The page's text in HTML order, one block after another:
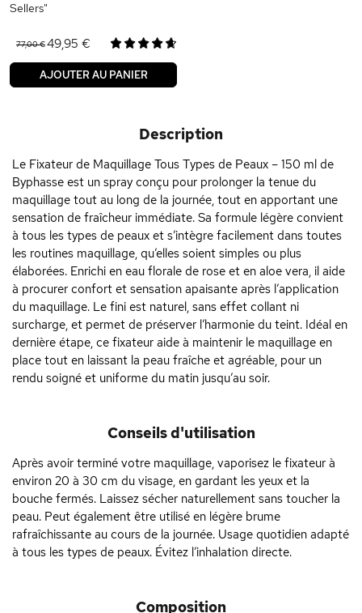
Sellers"
77,00 €49,95 €
AJOUTER AU PANIER
Description
Le Fixateur de Maquillage Tous Types de Peaux – 150 ml de
Byphasse est un spray conçu pour prolonger la tenue du
maquillage tout au long de la journée, tout en apportant une
sensation de fraîcheur immédiate. Sa formule légère convient
à tous les types de peaux et s’intègre facilement dans toutes
les routines maquillage, qu’elles soient simples ou plus
élaborées. Enrichi en eau florale de rose et en aloe vera, il aide
à procurer confort et sensation apaisante après l’application
du maquillage. Le fini est naturel, sans effet collant ni
surcharge, et permet de préserver l’harmonie du teint. Idéal en
dernière étape, ce fixateur aide à maintenir le maquillage en
place tout en laissant la peau fraîche et agréable, pour un
rendu soigné et uniforme du matin jusqu’au soir.
Conseils d'utilisation
Après avoir terminé votre maquillage, vaporisez le fixateur à
environ 20 à 30 cm du visage, en gardant les yeux et la
bouche fermés. Laissez sécher naturellement sans toucher la
peau. Peut également être utilisé en légère brume
rafraîchissante au cours de la journée. Usage quotidien adapté
à tous les types de peaux. Évitez l’inhalation directe.
Composition